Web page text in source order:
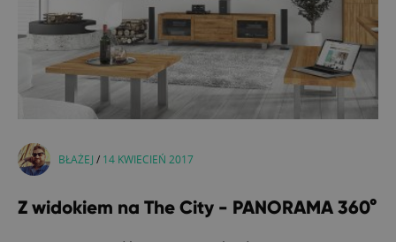
BŁAŻEJ / 14 KWIECIEŃ 2017
Z widokiem na The City - PANORAMA 360°